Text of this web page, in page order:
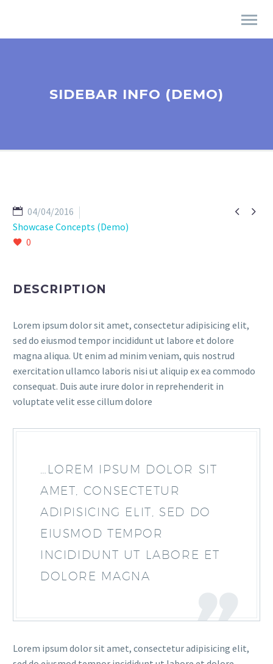
SIDEBAR INFO (DEMO)
 
04/04/2016
Showcase Concepts (Demo)
0
DESCRIPTION
Lorem ipsum dolor sit amet, consectetur adipisicing elit,
sed do eiusmod tempor incididunt ut labore et dolore
magna aliqua. Ut enim ad minim veniam, quis nostrud
exercitation ullamco laboris nisi ut aliquip ex ea commodo
consequat. Duis aute irure dolor in reprehenderit in
voluptate velit esse cillum dolore
…LOREM IPSUM DOLOR SIT
AMET, CONSECTETUR
ADIPISICING ELIT, SED DO
EIUSMOD TEMPOR
INCIDIDUNT UT LABORE ET
DOLORE MAGNA
Lorem ipsum dolor sit amet, consectetur adipisicing elit,